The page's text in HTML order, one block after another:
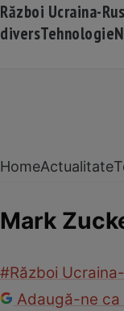
Război Ucraina-
diversTehnologie
HomeActualitate
Mark
#Război
Adaugă-ne ca